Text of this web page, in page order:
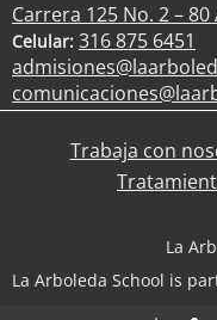
Carrera 125 No. 2 – 80
Celular: 316 875 6451
Trabaja con
La
La Arboleda School is